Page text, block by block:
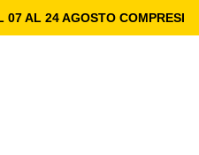
07 AL 24 AGOSTO COMPRESI